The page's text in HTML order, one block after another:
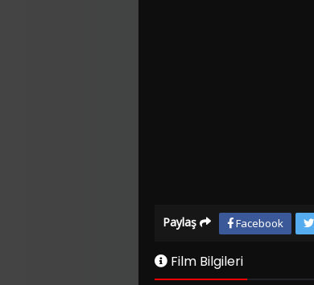
Paylaş Facebook
Film Bilgileri